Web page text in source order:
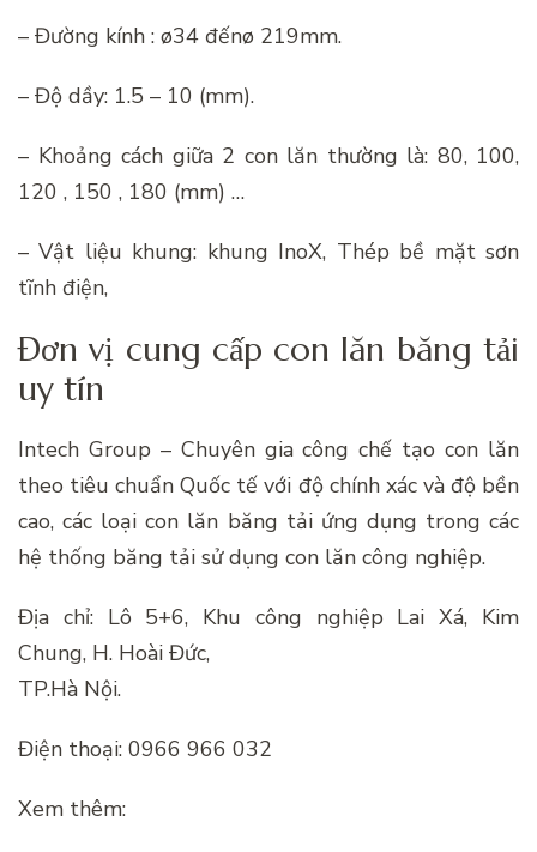
– Đường kính : ø34 đếnø 219mm.
– Độ dầy: 1.5 – 10 (mm).
– Khoảng cách giữa 2 con lăn thường là: 80, 100,
120 , 150 , 180 (mm) …
– Vật liệu khung: khung InoX, Thép bề mặt sơn
tĩnh điện,
Đơn vị cung cấp con lăn băng tải
uy tín
Intech Group – Chuyên gia công chế tạo con lăn
theo tiêu chuẩn Quốc tế với độ chính xác và độ bền
cao, các loại con lăn băng tải ứng dụng trong các
hệ thống băng tải sử dụng con lăn công nghiệp.
Địa chỉ: Lô 5+6, Khu công nghiệp Lai Xá, Kim
Chung, H. Hoài Đức,
TP.Hà Nội.
Điện thoại: 0966 966 032
Xem thêm: